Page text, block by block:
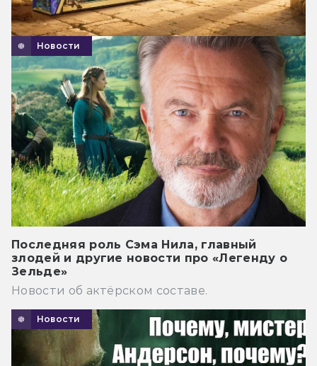
Новости
Последняя роль Сэма Нила, главный
злодей и другие новости про «Легенду о
Зельде»
Новости об актёрском составе.
Новости